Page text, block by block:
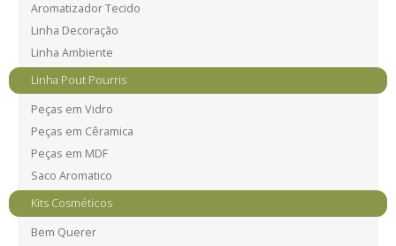
Aromatizador Tecido
Linha Decoração
Linha Ambiente
Linha Pout Pourris
Peças em Vidro
Peças em Cêramica
Peças em MDF
Saco Aromatico
Kits Cosméticos
Bem Querer